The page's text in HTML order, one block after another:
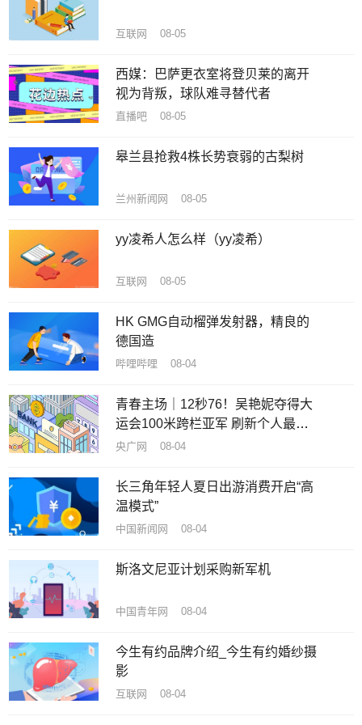
互联网 08-05
西媒：巴萨更衣室将登贝莱的离开
视为背叛，球队难寻替代者
直播吧 08-05
皋兰县抢救4株长势衰弱的古梨树
兰州新闻网 08-05
yy凌希人怎么样（yy凌希）
互联网 08-05
HK GMG自动榴弹发射器，精良的
德国造
哔哩哔哩 08-04
青春主场｜12秒76！吴艳妮夺得大
运会100米跨栏亚军 刷新个人最好
成绩
央广网 08-04
长三角年轻人夏日出游消费开启“高
温模式”
中国新闻网 08-04
斯洛文尼亚计划采购新军机
中国青年网 08-04
今生有约品牌介绍_今生有约婚纱摄
影
互联网 08-04